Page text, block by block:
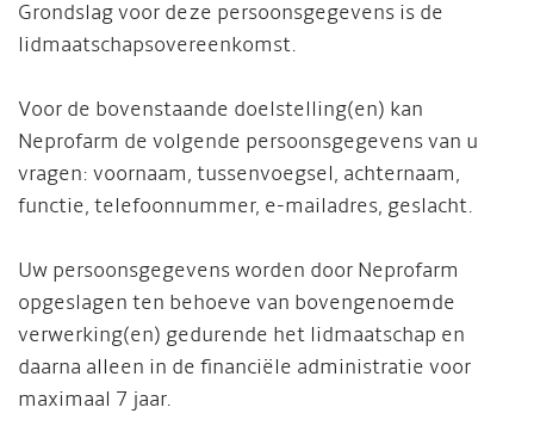
Grondslag voor deze persoonsgegevens is de
lidmaatschapsovereenkomst.
Voor de bovenstaande doelstelling(en) kan
Neprofarm de volgende persoonsgegevens van u
vragen: voornaam, tussenvoegsel, achternaam,
functie, telefoonnummer, e-mailadres, geslacht.
Uw persoonsgegevens worden door Neprofarm
opgeslagen ten behoeve van bovengenoemde
verwerking(en) gedurende het lidmaatschap en
daarna alleen in de financiële administratie voor
maximaal 7 jaar.